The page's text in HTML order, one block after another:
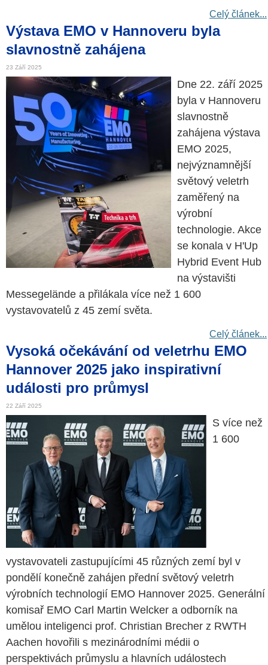
Celý článek...
Výstava EMO v Hannoveru byla
slavnostně zahájena
23 Září 2025
Dne 22. září 2025
byla v Hannoveru
slavnostně
zahájena výstava
EMO 2025,
nejvýznamnější
světový veletrh
zaměřený na
výrobní
technologie. Akce
se konala v H'Up
Hybrid Event Hub
na výstavišti
Messegelände a přilákala více než 1 600
vystavovatelů z 45 zemí světa.
Celý článek...
Vysoká očekávání od veletrhu EMO
Hannover 2025 jako inspirativní
události pro průmysl
22 Září 2025
S více než
1 600
vystavovateli zastupujícími 45 různých zemí byl v
pondělí konečně zahájen přední světový veletrh
výrobních technologií EMO Hannover 2025. Generální
komisař EMO Carl Martin Welcker a odborník na
umělou inteligenci prof. Christian Brecher z RWTH
Aachen hovořili s mezinárodními médii o
perspektivách průmyslu a hlavních událostech